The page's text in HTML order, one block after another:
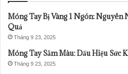
Móng Tay Bị Vàng 1 Ngón: Nguyên
Quả
Tháng 9 23, 2025
Móng Tay Sẫm Màu: Dấu Hiệu Sức
Tháng 9 23, 2025